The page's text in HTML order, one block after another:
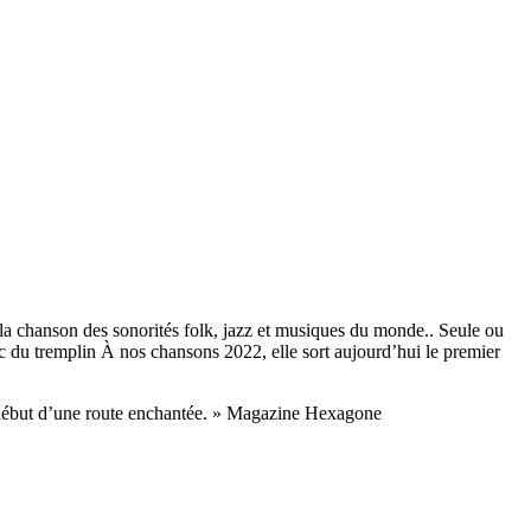
des sonorités folk, jazz et musiques du monde.. Seule ou
tremplin À nos chansons 2022, elle sort aujourd’hui le premier
d’une route enchantée. » Magazine Hexagone